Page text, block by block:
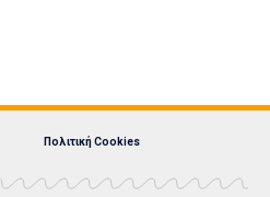
Πολιτική Cookies